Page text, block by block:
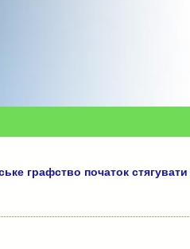
графство початок